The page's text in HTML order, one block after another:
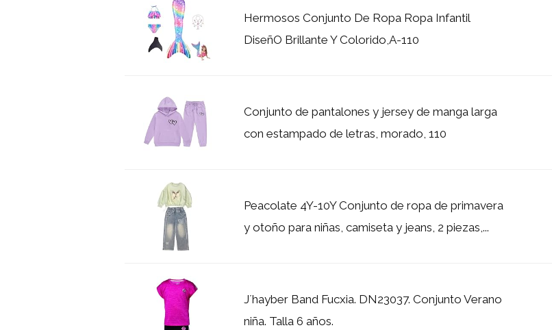
Hermosos Conjunto De Ropa Ropa Infantil
DiseñO Brillante Y Colorido,A-110
Conjunto de pantalones y jersey de manga larga
con estampado de letras, morado, 110
Peacolate 4Y-10Y Conjunto de ropa de primavera
y otoño para niñas, camiseta y jeans, 2 piezas,...
J´hayber Band Fucxia. DN23037. Conjunto Verano
niña. Talla 6 años.